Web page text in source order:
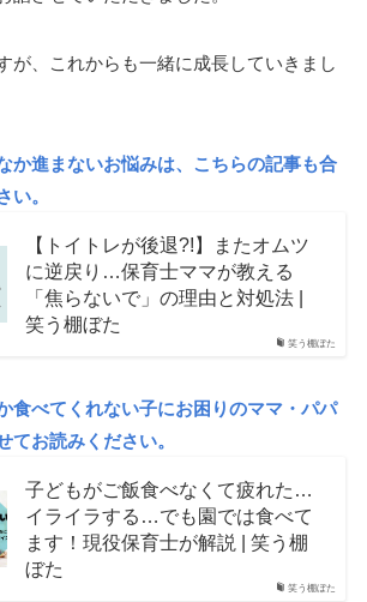
が、これからも一緒に成長していきまし
か進まないお悩みは、こちらの記事も合
い。
笑う棚ぼた
【トイトレが後退?!】またオムツ
に逆戻り…保育士ママが教える
「焦らないで」の理由と対処法 |
笑う棚ぼた
食べてくれない子にお困りのママ・パパ
てお読みください。
笑う棚ぼた
子どもがご飯食べなくて疲れた…
イライラする…でも園では食べて
ます！現役保育士が解説 | 笑う棚
ぼた